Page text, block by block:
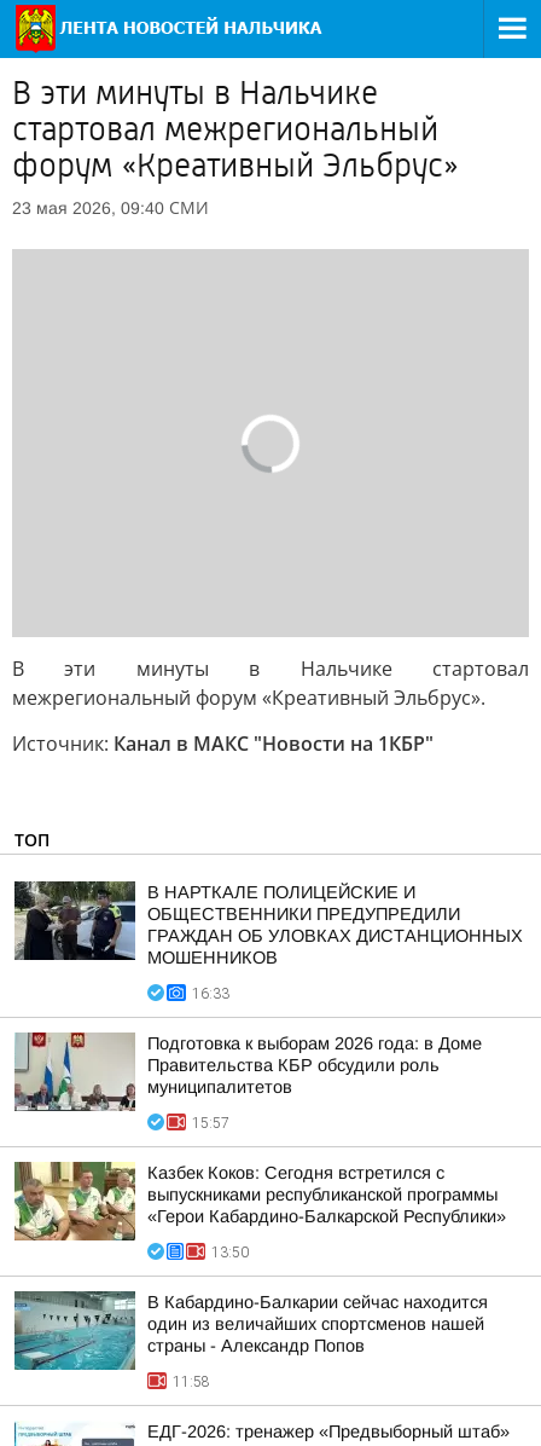
В эти минуты в Нальчике
стартовал межрегиональный
форум «Креативный Эльбрус»
23 мая 2026, 09:40 СМИ
В эти минуты в Нальчике стартовал
межрегиональный форум «Креативный Эльбрус».
Источник: Канал в МАКС "Новости на 1КБР"
ТОП
В НАРТКАЛЕ ПОЛИЦЕЙСКИЕ И
ОБЩЕСТВЕННИКИ ПРЕДУПРЕДИЛИ
ГРАЖДАН ОБ УЛОВКАХ ДИСТАНЦИОННЫХ
МОШЕННИКОВ
16:33
Подготовка к выборам 2026 года: в Доме
Правительства КБР обсудили роль
муниципалитетов
15:57
Казбек Коков: Сегодня встретился с
выпускниками республиканской программы
«Герои Кабардино-Балкарской Республики»
13:50
В Кабардино-Балкарии сейчас находится
один из величайших спортсменов нашей
страны - Александр Попов
11:58
ЕДГ-2026: тренажер «Предвыборный штаб»